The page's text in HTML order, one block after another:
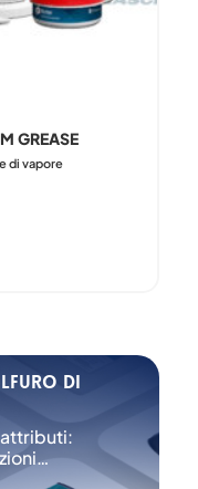
GREASE
di vapore
di